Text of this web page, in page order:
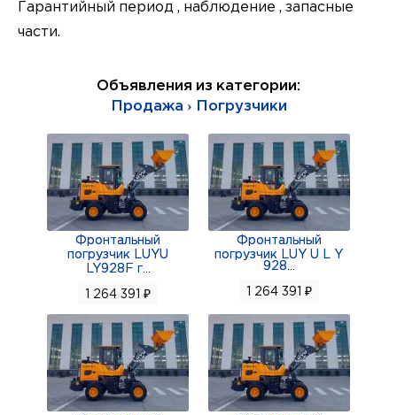
Гарантийный период , наблюдение , запасные
части.
Объявления из категории:
Продажа › Погрузчики
Фронтальный
погрузчик LUYU
LY928F г...
1 264 391 ₽
Фронтальный
погрузчик LUY U L Y
928
1 264 391 ₽